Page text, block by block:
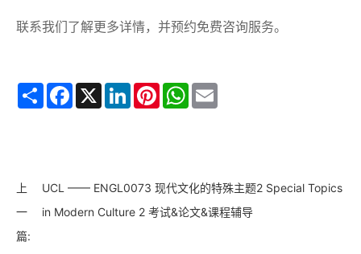
联系我们了解更多详情，并预约免费咨询服务。
Share Facebook
X LinkedInPinterestWhatsApp
上
一
篇:
UCL —— ENGL0073 现代文化的特殊主题2 Special Topics
in Modern Culture 2 考试&论文&课程辅导